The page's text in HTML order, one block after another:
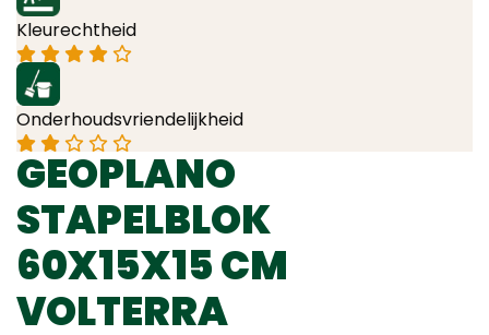
Kleurechtheid
Onderhoudsvriendelijkheid
GEOPLANO
STAPELBLOK
60X15X15 CM
VOLTERRA